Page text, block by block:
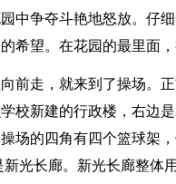
中争夺斗艳地怒放。仔
希望。在花园的最里面
前走，就来到了操场。
校新建的行政楼，右边
场的四角有四个篮球架
光长廊。新光长廊整体